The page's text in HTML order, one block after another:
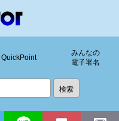
QuickPoint
みんなの
電子署名